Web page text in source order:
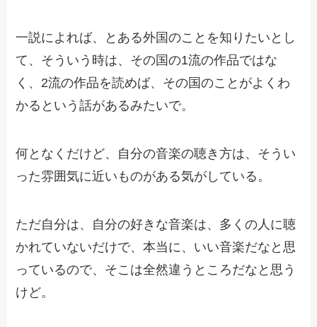
一説によれば、とある外国のことを知りたいとし
て、そういう時は、その国の1流の作品ではな
く、2流の作品を読めば、その国のことがよくわ
かるという話があるみたいで。
何となくだけど、自分の音楽の聴き方は、そうい
った雰囲気に近いものがある気がしている。
ただ自分は、自分の好きな音楽は、多くの人に聴
かれていないだけで、本当に、いい音楽だなと思
っているので、そこは全然違うところだなと思う
けど。